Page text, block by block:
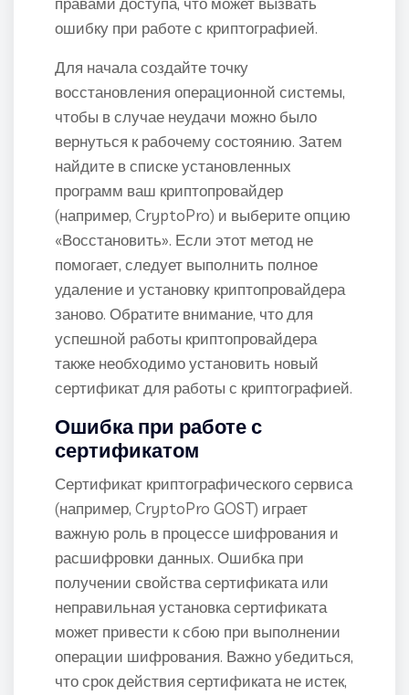
ошибку при работе с криптографией.
Для начала создайте точку
восстановления операционной системы,
чтобы в случае неудачи можно было
вернуться к рабочему состоянию. Затем
найдите в списке установленных
программ ваш криптопровайдер
(например, CryptoPro) и выберите опцию
«Восстановить». Если этот метод не
помогает, следует выполнить полное
удаление и установку криптопровайдера
заново. Обратите внимание, что для
успешной работы криптопровайдера
также необходимо установить новый
сертификат для работы с криптографией.
Ошибка при работе с
сертификатом
Сертификат криптографического сервиса
(например, CryptoPro GOST) играет
важную роль в процессе шифрования и
расшифровки данных. Ошибка при
получении свойства сертификата или
неправильная установка сертификата
может привести к сбою при выполнении
операции шифрования. Важно убедиться,
что срок действия сертификата не истек,